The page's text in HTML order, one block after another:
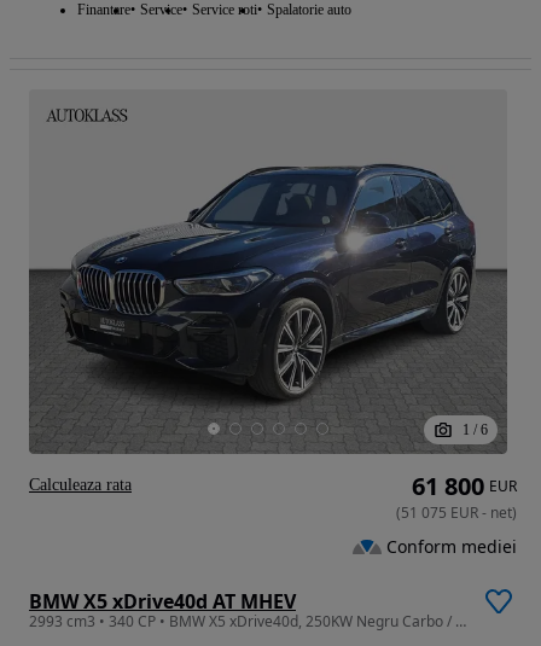
Finantare Service Service roti Spalatorie auto
1 / 6
BMW X5 xDrive40d AT MHEV
2993 cm3 • 340 CP • BMW X5 xDrive40d, 250KW Negru Carbo / import / prima inmatriculare
61 800 EUR
(51 075 EUR- net)
Conform mediei
Calculeaza rata